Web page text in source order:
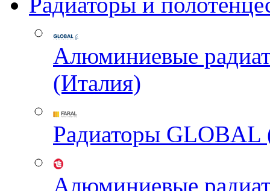
Алюминиевые
(Италия)
Радиаторы GLOBAL
Алюминиевые